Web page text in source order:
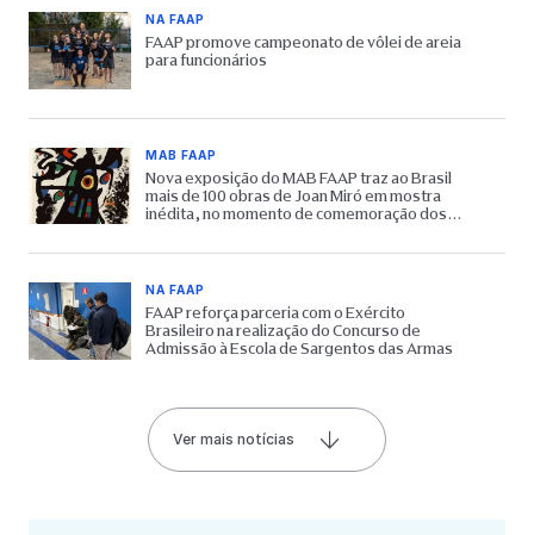
NA FAAP
FAAP promove campeonato de vôlei de areia
para funcionários
MAB FAAP
Nova exposição do MAB FAAP traz ao Brasil
mais de 100 obras de Joan Miró em mostra
inédita, no momento de comemoração dos
NA FAAP
FAAP reforça parceria com o Exército
Brasileiro na realização do Concurso de
Admissão à Escola de Sargentos das Armas
Ver mais notícias